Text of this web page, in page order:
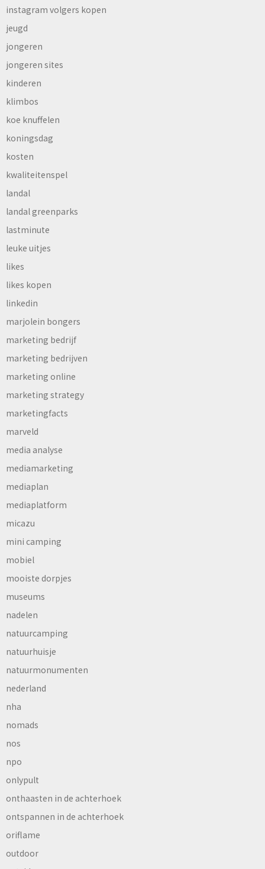
instagram volgers kopen
jeugd
jongeren
jongeren sites
kinderen
klimbos
koe knuffelen
koningsdag
kosten
kwaliteitenspel
landal
landal greenparks
lastminute
leuke uitjes
likes
likes kopen
linkedin
marjolein bongers
marketing bedrijf
marketing bedrijven
marketing online
marketing strategy
marketingfacts
marveld
media analyse
mediamarketing
mediaplan
mediaplatform
micazu
mini camping
mobiel
mooiste dorpjes
museums
nadelen
natuurcamping
natuurhuisje
natuurmonumenten
nederland
nha
nomads
nos
npo
onlypult
onthaasten in de achterhoek
ontspannen in de achterhoek
oriflame
outdoor